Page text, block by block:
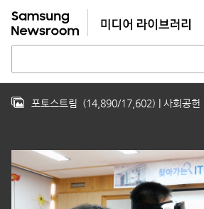
포토스트림 (14,890/17,602) | 사회공헌